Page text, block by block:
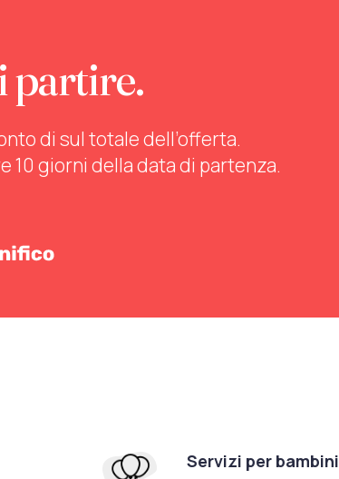
partire.
di sul totale dell’offerta.
10 giorni della data di partenza.
Servizi per bambini